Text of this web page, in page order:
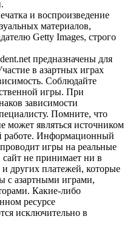
и воспроизведение
материалов,
Getty Images, строго
предназначены для
в азартных играх
Соблюдайте
игры. При
зависимости
Помните, что
может являться источником
работе. Информационный
игры на реальные
не принимает ни в
других платежей, которые
с азартными играми,
Какие-либо
ресурсе
исключительно в